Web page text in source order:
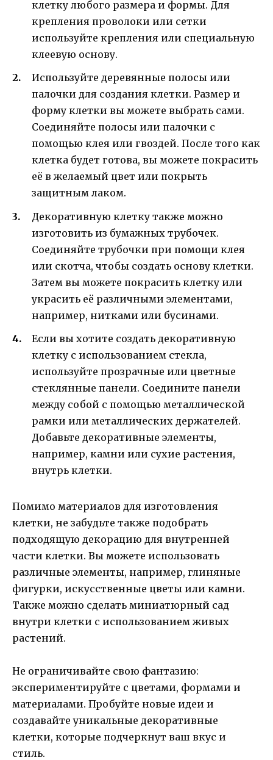
клетку любого размера и формы. Для
крепления проволоки или сетки
используйте крепления или специальную
клеевую основу.
Используйте деревянные полосы или
палочки для создания клетки. Размер и
форму клетки вы можете выбрать сами.
Соединяйте полосы или палочки с
помощью клея или гвоздей. После того как
клетка будет готова, вы можете покрасить
её в желаемый цвет или покрыть
защитным лаком.
Декоративную клетку также можно
изготовить из бумажных трубочек.
Соединяйте трубочки при помощи клея
или скотча, чтобы создать основу клетки.
Затем вы можете покрасить клетку или
украсить её различными элементами,
например, нитками или бусинами.
Если вы хотите создать декоративную
клетку с использованием стекла,
используйте прозрачные или цветные
стеклянные панели. Соедините панели
между собой с помощью металлической
рамки или металлических держателей.
Добавьте декоративные элементы,
например, камни или сухие растения,
внутрь клетки.
Помимо материалов для изготовления
клетки, не забудьте также подобрать
подходящую декорацию для внутренней
части клетки. Вы можете использовать
различные элементы, например, глиняные
фигурки, искусственные цветы или камни.
Также можно сделать миниатюрный сад
внутри клетки с использованием живых
растений.
Не ограничивайте свою фантазию:
экспериментируйте с цветами, формами и
материалами. Пробуйте новые идеи и
создавайте уникальные декоративные
клетки, которые подчеркнут ваш вкус и
стиль.